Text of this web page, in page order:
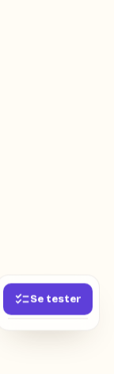
Se tester